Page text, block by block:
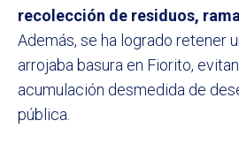
recolección de residuos,
Además, se ha logrado retener
arrojaba basura en Fiorito,
acumulación desmedida de
pública.